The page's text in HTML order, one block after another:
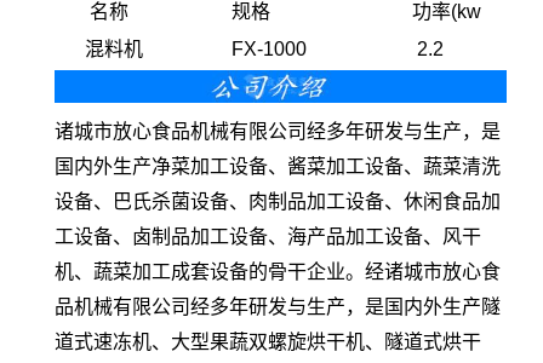
名称
规格
功率(kw
混料机
FX-1000 2.2
诸城市放心食品机械有限公司经多年研发与生产，是
国内外生产净菜加工设备、酱菜加工设备、蔬菜清洗
设备、巴氏杀菌设备、肉制品加工设备、休闲食品加
工设备、卤制品加工设备、海产品加工设备、风干
机、蔬菜加工成套设备的骨干企业。经诸城市放心食
品机械有限公司经多年研发与生产，是国内外生产隧
道式速冻机、大型果蔬双螺旋烘干机、隧道式烘干